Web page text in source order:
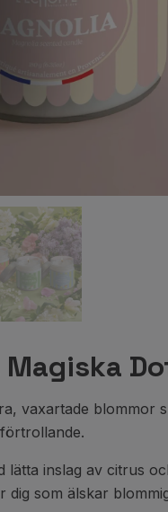
Magiska
vaxartade blommor
inslag av citrus
som älskar